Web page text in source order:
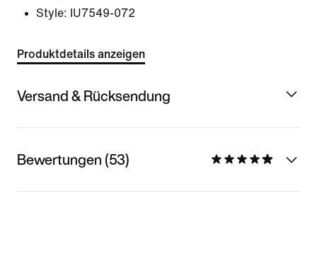
Style: IU7549-072
Produktdetails anzeigen
Versand & Rücksendung
Bewertungen (53)